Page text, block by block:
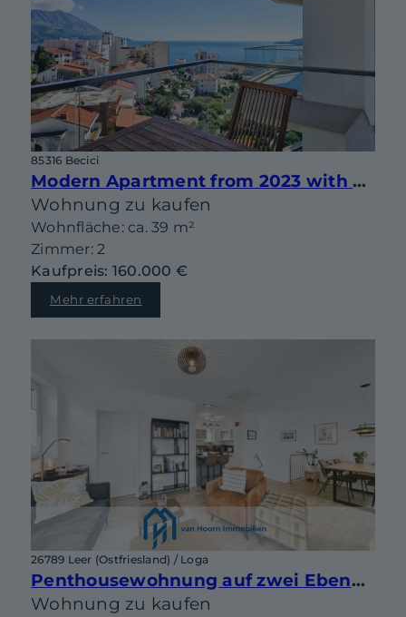
85316 Becici
Modern Apartment from 2023 with underground parking space in Becici
Wohnung zu kaufen
Wohnfläche: ca. 39 m²
Zimmer: 2
Kaufpreis: 160.000 €
Mehr erfahren
26789 Leer (Ostfriesland) / Loga
Penthousewohnung auf zwei Ebenen mit sonniger Dachterrasse in begehrter Lage von Leer-Loga
Wohnung zu kaufen